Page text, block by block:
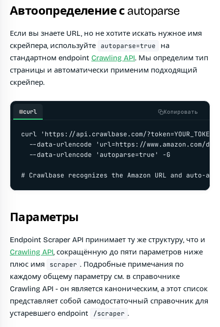
Автоопределение с autoparse
Если вы знаете URL, но не хотите искать нужное имя
скрейпера, используйте
autoparse=true
на
стандартном endpoint Crawling API. Мы определим тип
страницы и автоматически применим подходящий
скрейпер.
curl Копировать
curl 'https://api.crawlbase.com/
--data-urlencode 'url=https://www.amazon.com/dp/
  --data-urlencode 'autoparse=true' -G
# Crawlbase recognizes the Amazon URL and auto-
Параметры
Endpoint Scraper API принимает ту же структуру, что и
Crawling API, сокращённую до пяти параметров ниже
плюс имя
scraper . Подробные примечания по
каждому общему параметру см. в справочнике
Crawling API - он является каноническим, а этот список
представляет собой самодостаточный справочник для
устаревшего endpoint
/scraper .